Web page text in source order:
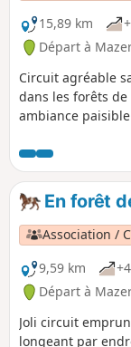
15,89 km
Départ à
Circuit agréable
dans les forêts
ambiance
En forêt
Association /
9,59 km
Départ à
Joli circuit
longeant par